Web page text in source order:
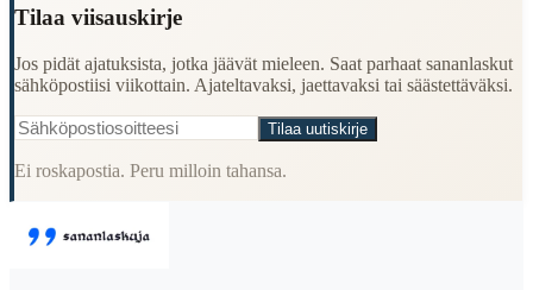
Tilaa viisauskirje
Jos pidät ajatuksista, jotka jäävät mieleen. Saat parhaat sananlaskut
sähköpostiisi viikottain. Ajateltavaksi, jaettavaksi tai säästettäväksi.
Tilaa uutiskirje
Ei roskapostia. Peru milloin tahansa.